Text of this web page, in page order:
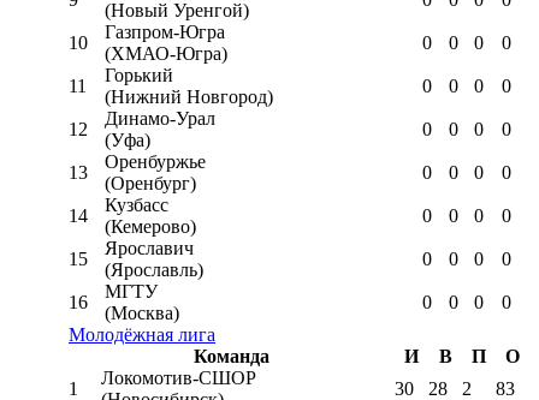
(Новый Уренгой)
10
Газпром-Югра
(ХМАО-Югра)
0 0 0 0
11
Горький
(Нижний Новгород)
0 0 0 0
12
Динамо-Урал
(Уфа)
0 0 0 0
13
Оренбуржье
(Оренбург)
0 0 0 0
14
Кузбасс
(Кемерово)
0 0 0 0
15
Ярославич
(Ярославль)
0 0 0 0
16
МГТУ
(Москва)
0 0 0
0
Молодёжная лига
Команда
И В П
О
1
Локомотив-CШОР
30 28 2 83